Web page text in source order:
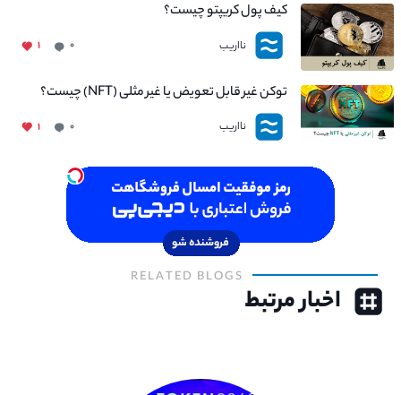
کیف پول کریپتو چیست؟
نااریب ۰ ۱
توکن غیر قابل تعویض یا غیر مثلی (NFT) چیست؟
نااریب ۰ ۱
RELATED BLOGS
اخبار مرتبط